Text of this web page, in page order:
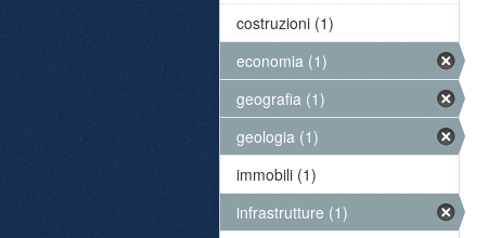
costruzioni (1)
economia (1)
geografia (1)
geologia (1)
immobili (1)
infrastrutture (1)